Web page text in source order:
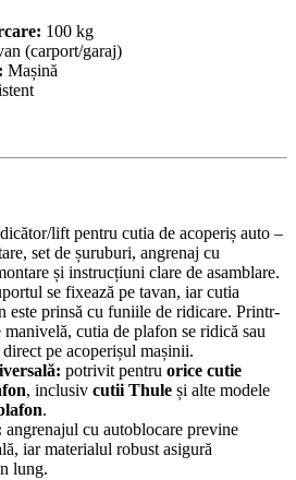
100 kg
(carport/garaj)
Mașină
lift pentru cutia de acoperiș auto –
set de șuruburi, angrenaj cu
și instrucțiuni clare de asamblare.
se fixează pe tavan, iar cutia
este prinsă cu funiile de ridicare. Printr-
manivelă, cutia de plafon se ridică sau
pe acoperișul mașinii.
potrivit pentru orice cutie
, inclusiv cutii Thule și alte modele
.
angrenajul cu autoblocare previne
iar materialul robust asigură
lung.